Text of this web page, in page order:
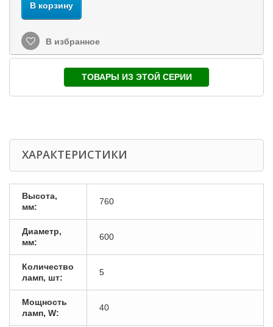
В корзину
В избранное
ТОВАРЫ ИЗ ЭТОЙ СЕРИИ
ХАРАКТЕРИСТИКИ
Высота,
мм:
760
Диаметр,
мм:
600
Количество
ламп, шт:
5
Мощность
ламп, W:
40